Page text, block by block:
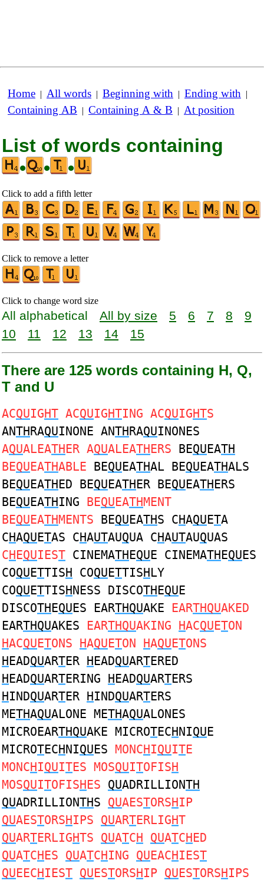
Home | All words | Beginning with | Ending with |
Containing AB | Containing A & B | At position
List of words containing
•
• •
Click to add a fifth letter
Click to remove a letter
Click to change word size
All alphabetical All by size 5 6 7 8
9
10
11 12 13 14 15
There are 125 words containing H, Q,
T and U
ACQUIGHT ACQUIGHTING ACQUIGHTS
ANTHRAQUINONE ANTHRAQUINONES
AQUALEATHER AQUALEATHERS BEQUEATH
BEQUEATHABLE BEQUEATHAL BEQUEATHALS
BEQUEATHED BEQUEATHER BEQUEATHERS
BEQUEATHING BEQUEATHMENT
BEQUEATHMENTS BEQUEATHS CHAQUETA
CHAQUETAS CHAUTAUQUA CHAUTAUQUAS
CHEQUIEST CINEMATHEQUE CINEMATHEQUES
COQUETTISH COQUETTISHLY
COQUETTISHNESS DISCOTHEQUE
DISCOTHEQUES EARTHQUAKE EARTHQUAKED
EARTHQUAKES EARTHQUAKING HACQUETON
HACQUETONS HAQUETON HAQUETONS
HEADQUARTER HEADQUARTERED
HEADQUARTERING HEADQUARTERS
HINDQUARTER HINDQUARTERS
METHAQUALONE METHAQUALONES
MICROEARTHQUAKE MICROTECHNIQUE
MICROTECHNIQUES MONCHIQUITE
MONCHIQUITES MOSQUITOFISH
MOSQUITOFISHES QUADRILLIONTH
QUADRILLIONTHS QUAESTORSHIP
QUAESTORSHIPS QUARTERLIGHT
QUARTERLIGHTS QUATCH QUATCHED
QUATCHES QUATCHING QUEACHIEST
QUEECHIEST QUESTORSHIP QUESTORSHIPS